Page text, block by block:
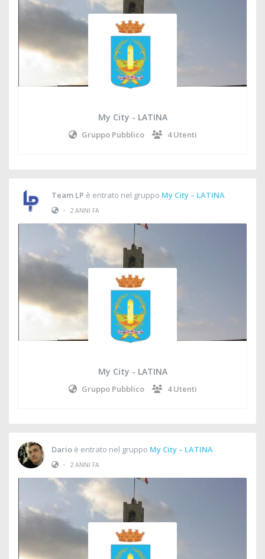
My City - LATINA
Gruppo Pubblico 4 Utenti
Team LP è entrato nel gruppo My City – LATINA
•
2 ANNI FA
My City - LATINA
Gruppo Pubblico 4 Utenti
Dario è entrato nel gruppo My City – LATINA
•
2 ANNI FA